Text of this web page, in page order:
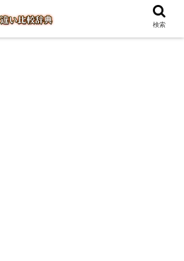
検索